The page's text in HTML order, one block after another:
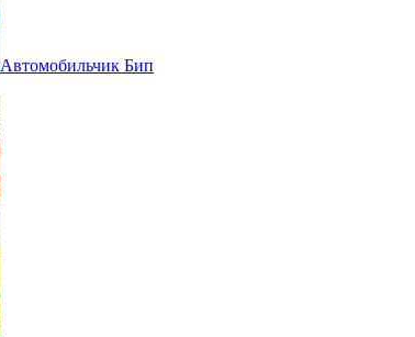
Автомобильчик Бип